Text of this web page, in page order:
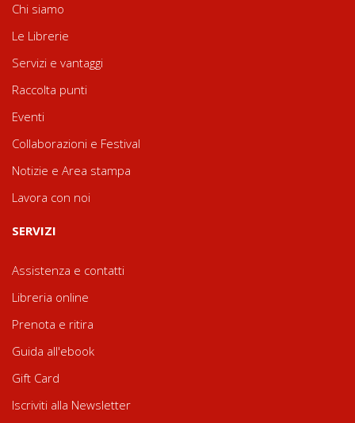
Chi siamo
Le Librerie
Servizi e vantaggi
Raccolta punti
Eventi
Collaborazioni e Festival
Notizie e Area stampa
Lavora con noi
SERVIZI
Assistenza e contatti
Libreria online
Prenota e ritira
Guida all'ebook
Gift Card
Iscriviti alla Newsletter